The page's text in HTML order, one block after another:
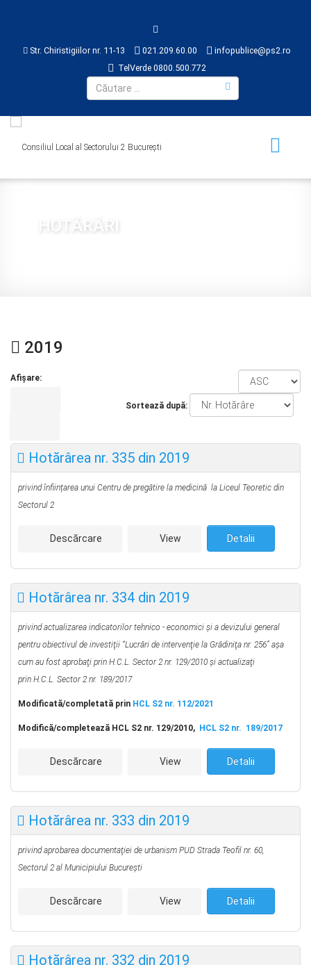
Str. Chiristigiilor nr. 11-13 021.209.60.00
infopublice@ps2.ro
TelVerde 0800.500.772
HOTĂRÂRI
2019
Afișare:
Sortează după:
Hotărârea nr. 335 din 2019
privind înființarea unui Centru de pregătire la medicină la Liceul Teoretic din
Sectorul 2
Descărcare View Detalii
Hotărârea nr. 334 din 2019
privind actualizarea indicatorilor tehnico - economici şi a devizului general
pentru obiectivul de investiţii “Lucrări de intervenţie la Grădiniţa nr. 256” aşa
cum au fost aprobaţi prin H.C.L. Sector 2 nr. 129/2010 şi actualizaţi
prin H.C.L. Sector 2 nr. 189/2017
Modificată/completată prin HCL S2 nr. 112/2021
Modifică/completează HCL S2 nr. 129/2010, HCL S2 nr. 189/2017
Descărcare View Detalii
Hotărârea nr. 333 din 2019
privind aprobarea documentaţiei de urbanism PUD Strada Teofil nr. 60,
Sectorul 2 al Municipiului Bucureşti
Descărcare View Detalii
Hotărârea nr. 332 din 2019